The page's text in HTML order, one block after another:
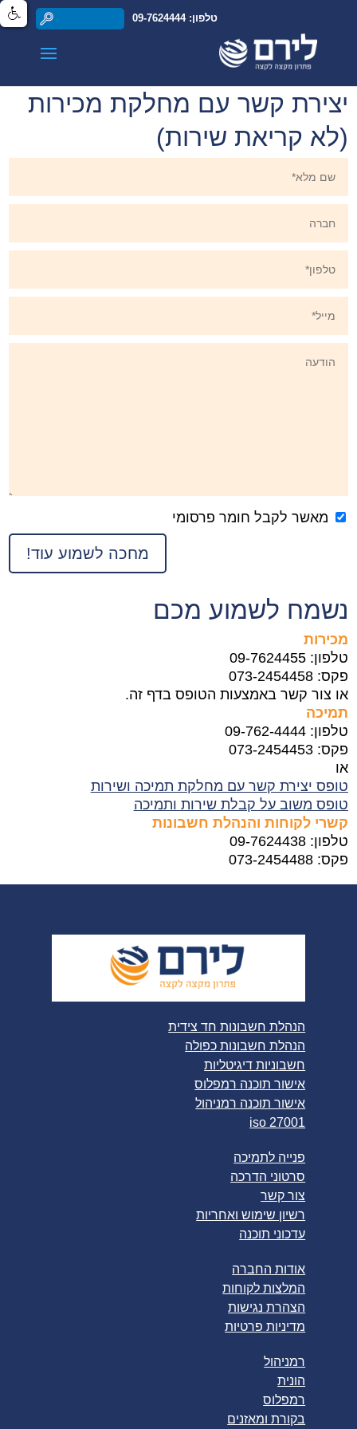
טלפון: 09-7624444
יצירת קשר עם מחלקת מכירות
(לא קריאת שירות)
מאשר לקבל חומר פרסומי
נשמח לשמוע מכם
מכירות
טלפון: 09-7624455
פקס: 073-2454458
או צור קשר באמצעות הטופס בדף זה.
תמיכה
טלפון: 09-762-4444
פקס: 073-2454453
או
טופס יצירת קשר עם מחלקת תמיכה ושירות
טופס משוב על קבלת שירות ותמיכה
קשרי לקוחות והנהלת חשבונות
טלפון: 09-7624438
פקס: 073-2454488
הנהלת חשבונות חד צידית
הנהלת חשבונות כפולה
חשבוניות דיגיטליות
אישור תוכנה רמפלוס
אישור תוכנה רמניהול
iso 27001
פנייה לתמיכה
סרטוני הדרכה
צור קשר
רשיון שימוש ואחריות
עדכוני תוכנה
אודות החברה
המלצות לקוחות
הצהרת נגישות
מדיניות פרטיות
רמניהול
הונית
רמפלוס
בקורת ומאזנים